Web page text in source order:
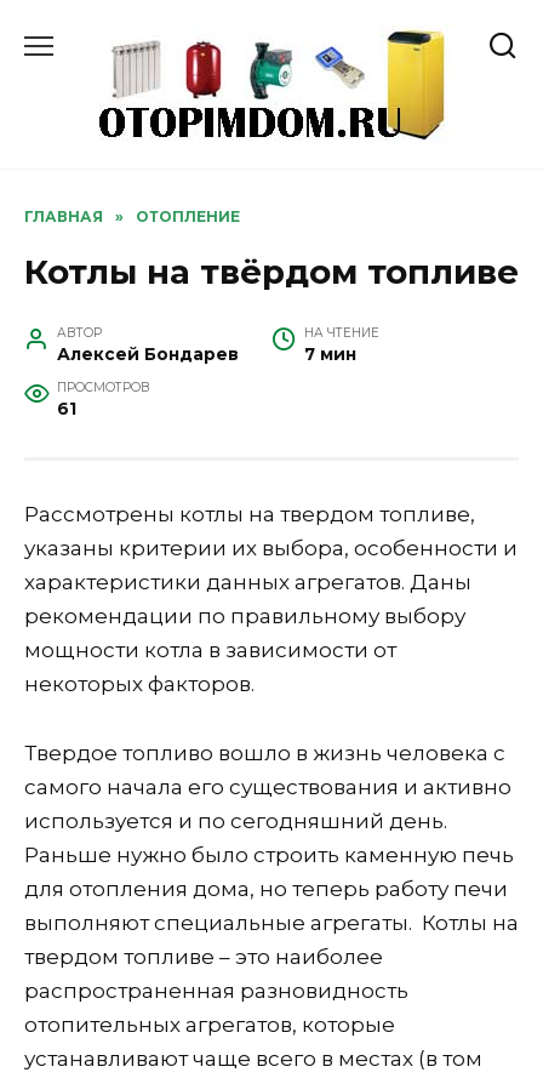
ГЛАВНАЯ » ОТОПЛЕНИЕ
Котлы на твёрдом топливе
АВТОР
Алексей Бондарев
НА ЧТЕНИЕ
7 мин
ПРОСМОТРОВ
61
Рассмотрены котлы на твердом топливе,
указаны критерии их выбора, особенности и
характеристики данных агрегатов. Даны
рекомендации по правильному выбору
мощности котла в зависимости от
некоторых факторов.
Твердое топливо вошло в жизнь человека с
самого начала его существования и активно
используется и по сегодняшний день.
Раньше нужно было строить каменную печь
для отопления дома, но теперь работу печи
выполняют специальные агрегаты. Котлы на
твердом топливе – это наиболее
распространенная разновидность
отопительных агрегатов, которые
устанавливают чаще всего в местах (в том